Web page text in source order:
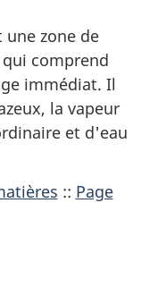
zone de
comprend
immédiat. Il
la vapeur
et d'eau
:: Page